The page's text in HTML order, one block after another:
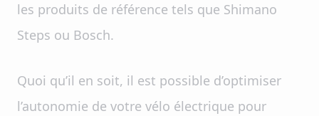
les produits de référence tels que Shimano
Steps ou Bosch.
Quoi qu’il en soit, il est possible d’optimiser
l’autonomie de votre vélo électrique pour